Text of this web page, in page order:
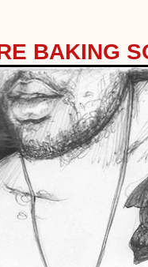
BAKING